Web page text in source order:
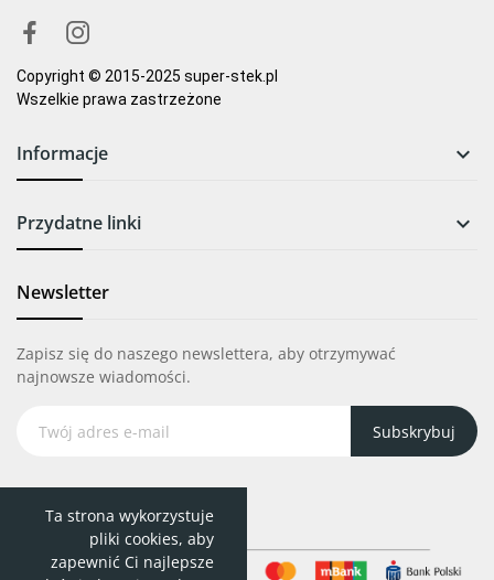
Copyright © 2015-2025 super-stek.pl
Wszelkie prawa zastrzeżone
Informacje 
Przydatne linki 
Newsletter
Zapisz się do naszego newslettera, aby otrzymywać
najnowsze wiadomości.
Subskrybuj
Ta strona wykorzystuje
pliki cookies, aby
zapewnić Ci najlepsze